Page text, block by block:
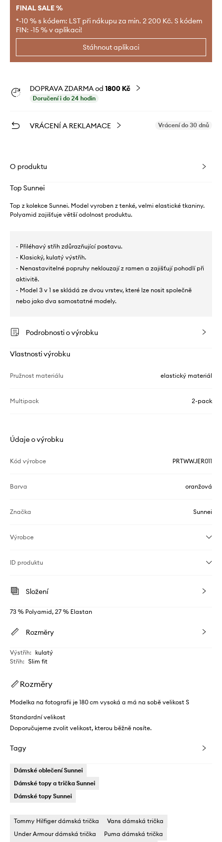
FINAL SALE %
*-10 % s kódem: LST při nákupu za min. 2 200 Kč. S kódem
FIN: -15 % v aplikaci!
Stáhnout aplikaci
DOPRAVA ZDARMA od 1800 Kč
Doručení i do 24 hodin
VRÁCENÍ A REKLAMACE Vrácení do 30 dnů
O produktu
Top Sunnei
Top z kolekce Sunnei. Model vyroben z tenké, velmi elastické tkaniny.
Polyamid zajišťuje větší odolnost produktu.
- Přiléhavý střih zdůrazňující postavu.
- Klasický, kulatý výstřih.
- Nenastavitelné popruhy neklouzají z ramen a zajišťují pohodlí při
aktivitě.
- Model 3 v 1 se skládá ze dvou vrstev, které lze nosit společně
nebo jako dva samostatné modely.
Podrobnosti o výrobku
Vlastnosti výrobku
Pružnost materiálu elastický materiál
Multipack 2-pack
Údaje o výrobku
Kód výrobce PRTWWJER011
Barva oranžová
Značka Sunnei
Výrobce
ID produktu
Složení
73 % Polyamid, 27 % Elastan
Rozměry
Výstřih: kulatý
Střih: Slim fit
Rozměry
Modelka na fotografii je 180 cm vysoká a má na sobě velikost S
Standardní velikost
Doporučujeme zvolit velikost, kterou běžně nosíte.
Tagy
Dámské oblečení Sunnei
Dámské topy a trička Sunnei
Dámské topy Sunnei
Tommy Hilfiger dámská trička
Vans dámská trička
Under Armour dámská trička
Puma dámská trička